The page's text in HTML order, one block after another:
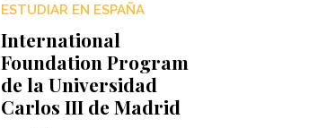
ESTUDIAR EN ESPAÑA
International
Foundation Program
de la Universidad
Carlos III de Madrid